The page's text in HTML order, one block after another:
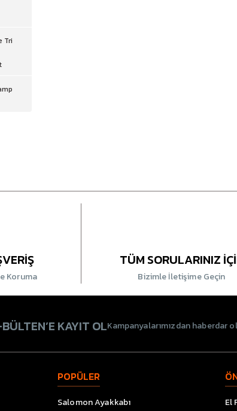
Tri
Koruma
TÜM SORULARINIZ
Bizimle İletişime Geçin
KAYIT OLKampanyalarımızdan haberdar
POPÜLER
Salomon Ayakkabı El